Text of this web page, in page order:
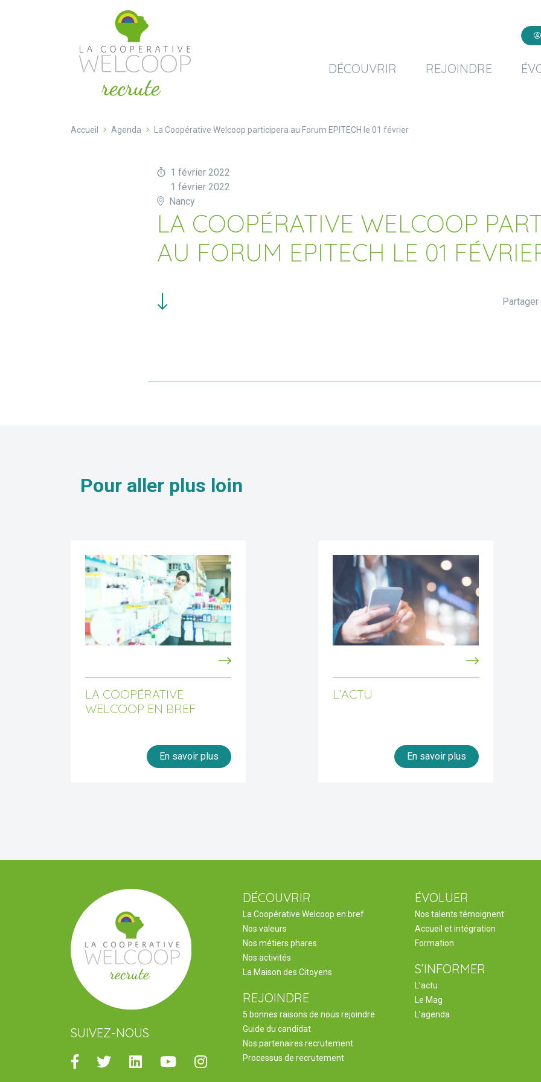
DÉCOUVRIR REJOINDRE
Accueil Agenda La Coopérative Welcoop participera au Forum EPITECH le 01 février
1 février 2022
1 février 2022
Nancy
LA COOPÉRATIVE WELCOOP
AU FORUM EPITECH LE 01
Partager
Pour aller plus loin
LA COOPÉRATIVE
WELCOOP EN BREF
En savoir plus
L’ACTU
En savoir plus
SUIVEZ-NOUS
Facebook
TwitterLinkedinYoutubeInstagram
DÉCOUVRIR
La Coopérative Welcoop en bref
Nos valeurs
Nos métiers phares
Nos activités
La Maison des Citoyens
REJOINDRE
5 bonnes raisons de nous rejoindre
Guide du candidat
Nos partenaires recrutement
Processus de recrutement
ÉVOLUER
Nos talents témoignent
Accueil et intégration
Formation
S’INFORMER
L’actu
Le Mag
L’agenda